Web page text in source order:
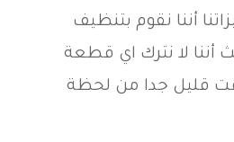
أننا نقوم بتنظيف
أننا لا نترك اي قطعة
قليل جدا من لحظة